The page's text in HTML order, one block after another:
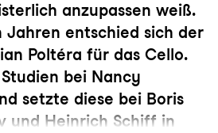
anzupassen weiß.
Jahren entschied sich der
Poltéra für das Cello.
bei Nancy
setzte diese bei Boris
und Heinrich Schiff in